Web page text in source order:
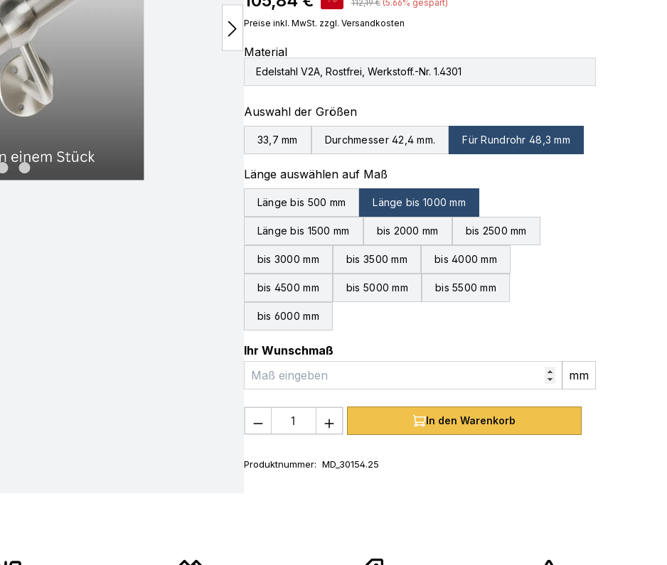
112,19 € (5.66% gespart)
Preise inkl. MwSt. zzgl. Versandkosten
Material
Edelstahl V2A, Rostfrei, Werkstoff.-Nr. 1.4301
Auswahl der Größenauswählen
33,7 mm Durchmesser 42,4 mm. Für Rundrohr 48,3 mm
Länge auswählen auf Maßauswählen
Länge bis 500 mm Länge bis 1000 mm
Länge bis 1500 mm bis 2000 mm bis 2500 mm
bis 3000 mm bis 3500 mm bis 4000 mm
bis 4500 mm bis 5000 mm bis 5500 mm
bis 6000 mm
Ihr Wunschmaß
mm
Produkt Anzahl: Gib den gewünschten Wert ein
In den Warenkorb
Produktnummer: MD_30154.25